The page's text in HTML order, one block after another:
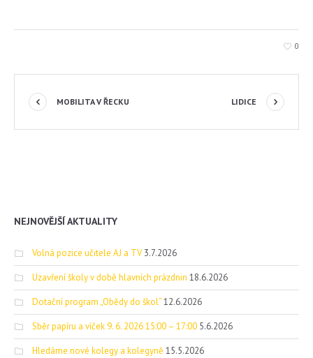
0
MOBILITA V ŘECKU LIDICE
NEJNOVĚJŠÍ AKTUALITY
Volná pozice učitele AJ a TV 3.7.2026
Uzavření školy v době hlavních prázdnin 18.6.2026
Dotační program „Obědy do škol“12.6.2026
Sběr papíru a víček 9. 6. 2026 15:00 – 17:00 5.6.2026
Hledáme nové kolegy a kolegyně 15.5.2026